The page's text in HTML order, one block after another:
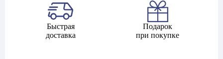
Быстрая
доставка
Подарок
при покупке